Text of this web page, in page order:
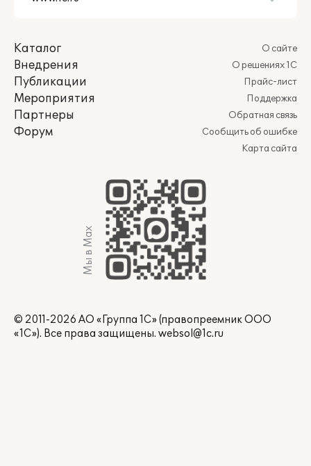
Каталог
Внедрения
Публикации
Мероприятия
Партнеры
Форум
О сайте
О решениях 1С
Прайс-лист
Поддержка
Обратная связь
Сообщить об ошибке
Карта сайта
Мы в Max
© 2011-2026 АО «Группа 1С» (правопреемник ООО
«1С»). Все права защищены. websol@1c.ru